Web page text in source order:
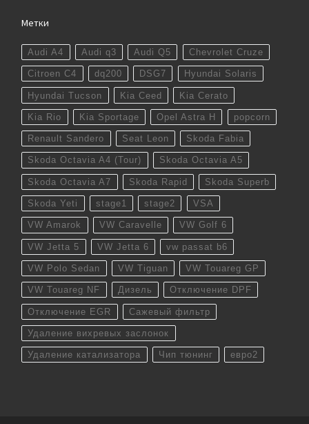
Метки
Audi A4 Audi q3 Audi Q5 Chevrolet Cruze
Citroen C4 dq200 DSG7 Hyundai Solaris
Hyundai Tucson Kia Ceed Kia Cerato
Kia Rio Kia Sportage Opel Astra H popcorn
Renault Sandero Seat Leon Skoda Fabia
Skoda Octavia A4 (Tour) Skoda Octavia A5
Skoda Octavia A7 Skoda Rapid Skoda Superb
Skoda Yeti stage1 stage2 VSA
VW Amarok VW Caravelle VW Golf 6
VW Jetta 5 VW Jetta 6 vw passat b6
VW Polo Sedan VW Tiguan VW Touareg GP
VW Touareg NF Дизель Отключение DPF
Отключение EGR Сажевый фильтр
Удаление вихревых заслонок
Удаление катализатора Чип тюнинг евро2